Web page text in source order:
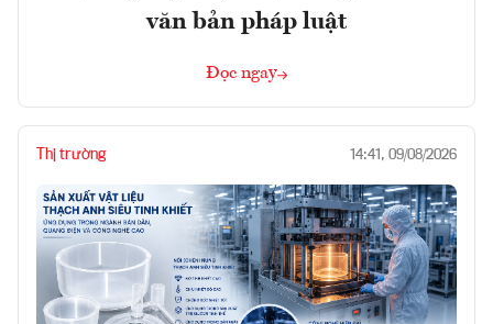
văn bản pháp luật
Đọc ngay
Thị trường 14:41, 09/08/2026